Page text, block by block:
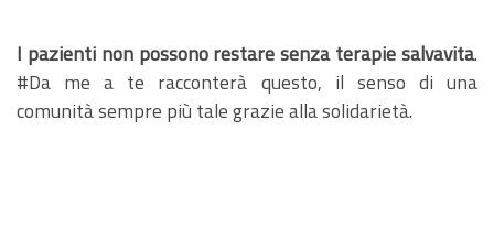
I pazienti non possono restare senza terapie salvavita.
#Da me a te racconterà questo, il senso di una
comunità sempre più tale grazie alla solidarietà.